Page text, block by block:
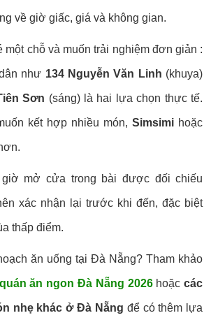
về giờ giấc, giá và không gian.
một chỗ và muốn trải nghiệm đơn giản :
như 134 Nguyễn Văn Linh (khuya)
Sơn (sáng) là hai lựa chọn thực tế.
kết hợp nhiều món,Simsimi hoặc
mở cửa trong bài được đối chiếu
xác nhận lại trước khi đến, đặc biệt
thấp điểm.
ăn uống tại Đà Nẵng? Tham khảo
ăn ngon Đà Nẵng 2026hoặccác
nhẹ khác ở Đà Nẵng để có thêm lựa